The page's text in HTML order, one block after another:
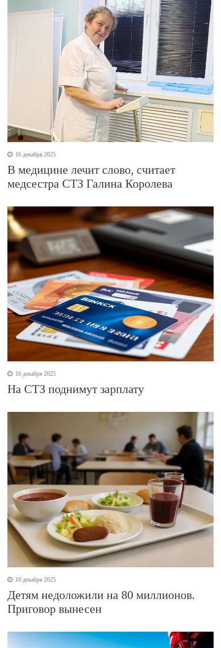
16 декабря 2025
В медицине лечит слово, считает
медсестра СТЗ Галина Королева
16 декабря 2025
На СТЗ поднимут зарплату
16 декабря 2025
Детям недоложили на 80 миллионов.
Приговор вынесен